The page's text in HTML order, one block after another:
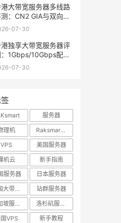
大带宽服务器多线路
：CN2 GIA与双向
大陆访问实测对比
07-30
独享大带宽服务器评
1Gbps/10Gbps配置
与成本深度解析
07-30
服务器
理机
Raksmart优惠
VPS
美国服务器
机云
新手指南
服务器
日本服务器
美国大带宽服务器
站群服务器
新加坡服务器
洛杉矶服务器
VPS
新手教程